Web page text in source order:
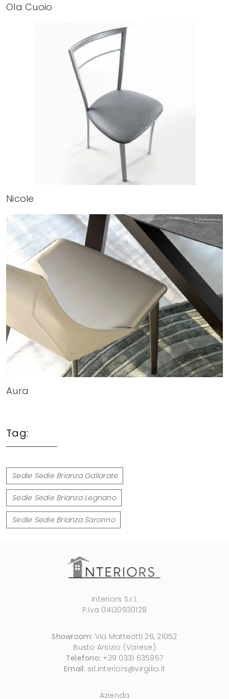
Ola Cuoio
Nicole
Aura
Tag:
Sedie Sedie Brianza Gallarate
Sedie Sedie Brianza Legnano
Sedie Sedie Brianza Saronno
Interiors S.r.l.
P.Iva 04130930128
Showroom: Via Matteotti 26, 21052
Busto Arsizio (Varese)
Telefono: +39 0331 635967
Email: srl.interiors@virgilio.it
Azienda